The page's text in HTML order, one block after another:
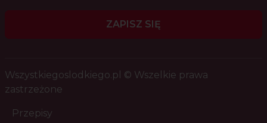
ZAPISZ SIĘ
Wszystkiegoslodkiego.pl © Wszelkie prawa
zastrzeżone
Przepisy